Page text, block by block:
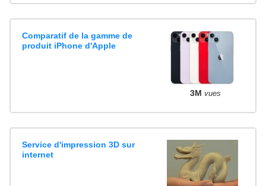
Comparatif de la gamme de
produit iPhone d'Apple
3M vues
Service d'impression 3D sur
internet